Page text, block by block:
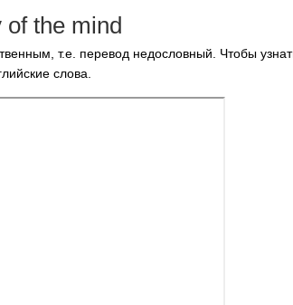
of the mind
т.е. перевод недословный. Чтобы
слова.